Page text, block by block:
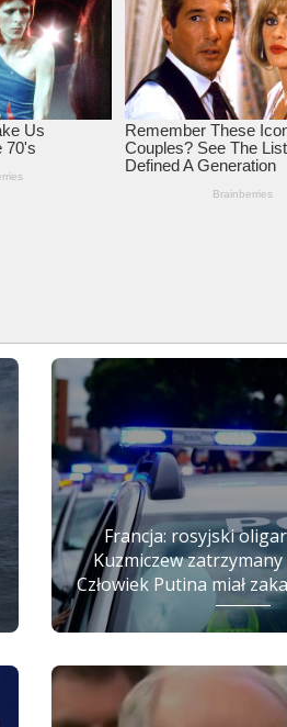
Francja: rosyjski
Kuzmiczew
Człowiek Putina miał